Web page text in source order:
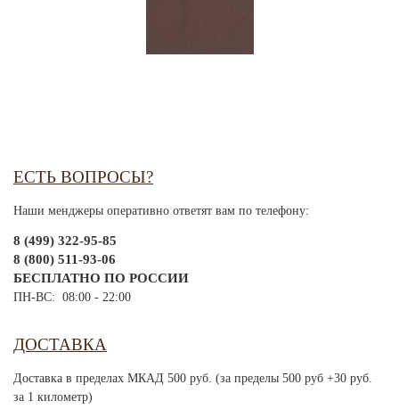
ЕСТЬ ВОПРОСЫ?
Наши менджеры оперативно ответят вам по телефону:
8 (499) 322-95-85
8 (800) 511-93-06
БЕСПЛАТНО ПО РОССИИ
ПН-ВС: 08:00 - 22:00
ДОСТАВКА
Доставка в пределах МКАД 500 руб. (за пределы 500 руб +30 руб.
за 1 километр)